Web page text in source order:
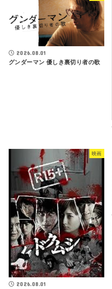
2026.08.01
グンダーマン 優しき裏切り者の歌
映画
2026.08.01